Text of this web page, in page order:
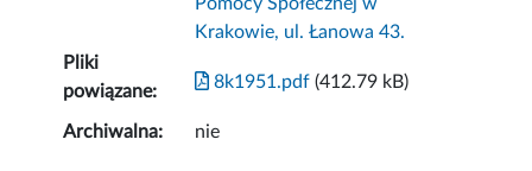
Krakowie, ul. Łanowa 43.
Pliki
powiązane:
8k1951.pdf (412.79 kB)
Archiwalna: nie